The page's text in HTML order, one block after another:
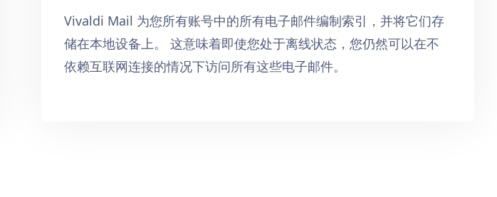
Vivaldi Mail 为您所有账号中的所有电子邮件编制索引，并将它们存
储在本地设备上。 这意味着即使您处于离线状态，您仍然可以在不
依赖互联网连接的情况下访问所有这些电子邮件。